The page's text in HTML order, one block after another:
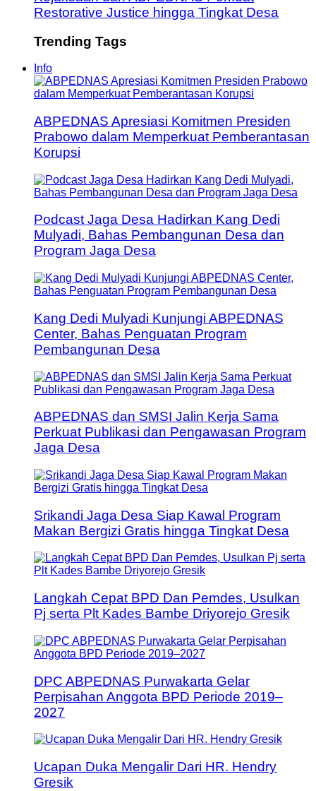
Restorative Justice hingga Tingkat Desa
Trending Tags
Info
ABPEDNAS Apresiasi Komitmen Presiden
Prabowo dalam Memperkuat Pemberantasan
Korupsi
Podcast Jaga Desa Hadirkan Kang Dedi
Mulyadi, Bahas Pembangunan Desa dan
Program Jaga Desa
Kang Dedi Mulyadi Kunjungi ABPEDNAS
Center, Bahas Penguatan Program
Pembangunan Desa
ABPEDNAS dan SMSI Jalin Kerja Sama
Perkuat Publikasi dan Pengawasan Program
Jaga Desa
Srikandi Jaga Desa Siap Kawal Program
Makan Bergizi Gratis hingga Tingkat Desa
Langkah Cepat BPD Dan Pemdes, Usulkan
Pj serta Plt Kades Bambe Driyorejo Gresik
DPC ABPEDNAS Purwakarta Gelar
Perpisahan Anggota BPD Periode 2019–
2027
Ucapan Duka Mengalir Dari HR. Hendry
Gresik